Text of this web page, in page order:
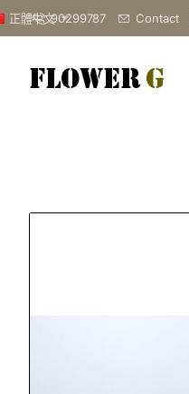
90299787 Contact
正體中文